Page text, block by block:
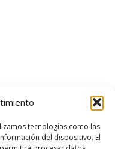
tecnologías como las
del dispositivo. El